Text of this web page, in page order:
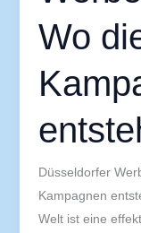
Wo
Düsseldorfer
Kampagnen
Welt ist eine